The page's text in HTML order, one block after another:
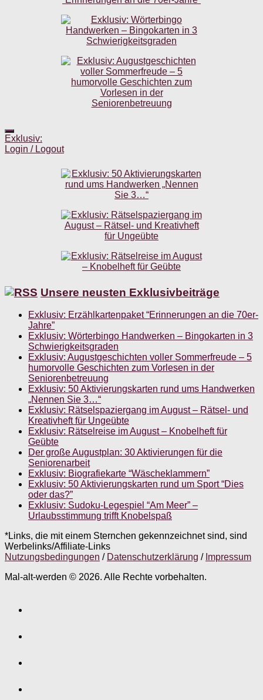
Exklusiv:
Login / Logout
Unsere neusten Exklusivbeiträge
Exklusiv: Erzählkartenpaket “Erinnerungen an die 70er-
Jahre”
Exklusiv: Wörterbingo Handwerken – Bingokarten in 3
Schwierigkeitsgraden
Exklusiv: Augustgeschichten voller Sommerfreude – 5
humorvolle Geschichten zum Vorlesen in der
Seniorenbetreuung
Exklusiv: 50 Aktivierungskarten rund ums Handwerken
„Nennen Sie 3…“
Exklusiv: Rätselspaziergang im August – Rätsel- und
Kreativheft für Ungeübte
Exklusiv: Rätselreise im August – Knobelheft für
Geübte
Der große Augustplan: 30 Aktivierungen für die
Seniorenarbeit
Exklusiv: Biografiekarte “Wäscheklammern”
Exklusiv: 50 Aktivierungskarten rund um Sport “Dies
oder das?”
Exklusiv: Sudoku-Legespiel “Am Meer” –
Urlaubsstimmung trifft Knobelspaß
*Links, die mit einem Sternchen gekennzeichnet sind, sind
Werbelinks/Affiliate-Links
Nutzungsbedingungen / Datenschutzerklärung / Impressum
Mal-alt-werden © 2026. Alle Rechte vorbehalten.